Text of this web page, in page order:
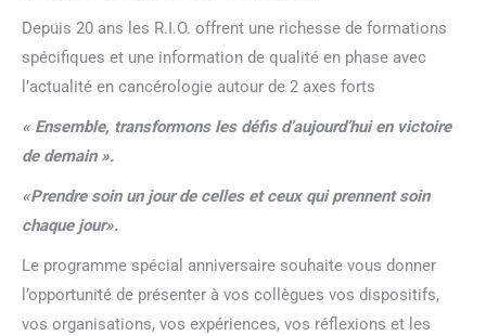
Depuis 20 ans les R.I.O. offrent une richesse de formations
spécifiques et une information de qualité en phase avec
l’actualité en cancérologie autour de 2 axes forts
« Ensemble, transformons les défis d’aujourd’hui en victoire
de demain ».
«Prendre soin un jour de celles et ceux qui prennent soin
chaque jour».
Le programme spécial anniversaire souhaite vous donner
l’opportunité de présenter à vos collègues vos dispositifs,
vos organisations, vos expériences, vos réflexions et les